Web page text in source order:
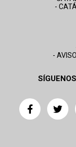
-
-
SÍGUENOS